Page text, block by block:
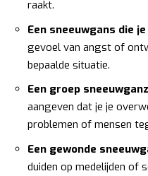
raakt.
Een sneeuwgans die
gevoel van angst of
bepaalde situatie.
Een groep
aangeven dat je je
problemen of mensen
Een gewonde
duiden op medelijden of